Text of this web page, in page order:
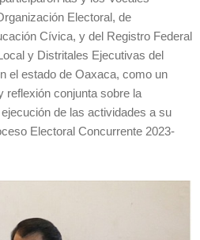
Electoral, de
Cívica, y del Registro Federal
y Distritales Ejecutivas del
el estado de Oaxaca, como un
reflexión conjunta sobre la
de las actividades a su
Electoral Concurrente 2023-